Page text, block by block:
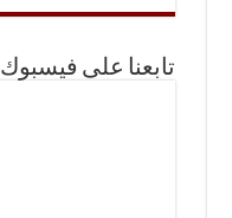
تابعنا على فيسبوك